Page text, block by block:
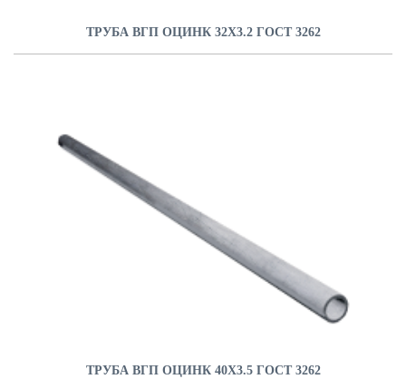
ТРУБА ВГП ОЦИНК 32Х3.2 ГОСТ 3262
ТРУБА ВГП ОЦИНК 40Х3.5 ГОСТ 3262